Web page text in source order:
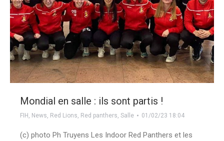
Mondial en salle : ils sont partis !
FIH , News, Red Lions, Red panthers, Salle 01/02/23 18:04
(c) photo Ph Truyens Les Indoor Red Panthers et les